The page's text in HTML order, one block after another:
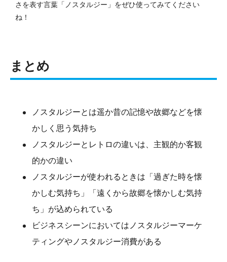
さを表す言葉「ノスタルジー」をぜひ使ってみてください
ね！
まとめ
ノスタルジーとは遥か昔の記憶や故郷などを懐
かしく思う気持ち
ノスタルジーとレトロの違いは、主観的か客観
的かの違い
ノスタルジーが使われるときは「過ぎた時を懐
かしむ気持ち」「遠くから故郷を懐かしむ気持
ち」が込められている
ビジネスシーンにおいてはノスタルジーマーケ
ティングやノスタルジー消費がある